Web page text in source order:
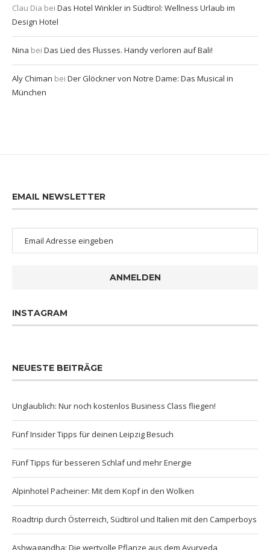
Clau Dia bei Das Hotel Winkler in Südtirol: Wellness Urlaub im
Design Hotel
Nina bei Das Lied des Flusses. Handy verloren auf Bali!
Aly Chiman bei Der Glöckner von Notre Dame: Das Musical in
München
EMAIL NEWSLETTER
ANMELDEN
INSTAGRAM
NEUESTE BEITRÄGE
Unglaublich: Nur noch kostenlos Business Class fliegen!
Fünf Insider Tipps für deinen Leipzig Besuch
Fünf Tipps für besseren Schlaf und mehr Energie
Alpinhotel Pacheiner: Mit dem Kopf in den Wolken
Roadtrip durch Österreich, Südtirol und Italien mit den Camperboys
Ashwagandha: Die wertvolle Pflanze aus dem Ayurveda